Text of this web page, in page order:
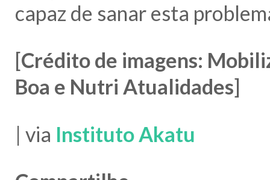
capaz de sanar esta
[Crédito de imagens:
Boa e Nutri Atualidades]
| via Instituto Akatu